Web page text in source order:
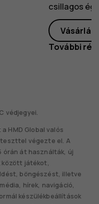
csillagos ég?
Vásárlás
További
védjegyei.
HMD Global valós
végezte el. A
órán át használták, új
között játékot,
böngészést, illetve
hírek, navigáció,
készülékbeállítások